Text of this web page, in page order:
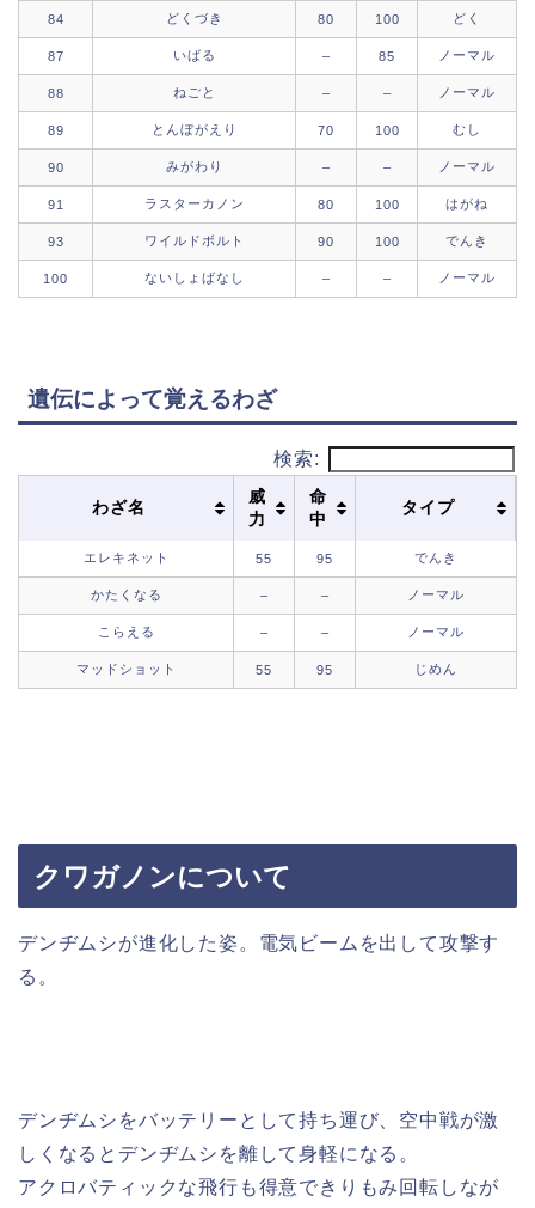
84 どくづき 80 100 どく
87 いばる – 85 ノーマル
88 ねごと – – ノーマル
89 とんぼがえり 70 100 むし
90 みがわり – – ノーマル
91 ラスターカノン 80 100 はがね
93 ワイルドボルト 90 100 でんき
100 ないしょばなし – – ノーマル
遺伝によって覚えるわざ
検索:
わざ名
威
力
命
中
タイプ
エレキネット 55 95 でんき
かたくなる – – ノーマル
こらえる – – ノーマル
マッドショット 55 95 じめん
クワガノンについて
デンヂムシが進化した姿。電気ビームを出して攻撃す
る。
デンヂムシをバッテリーとして持ち運び、空中戦が激
しくなるとデンヂムシを離して身軽になる。
アクロバティックな飛行も得意できりもみ回転しなが